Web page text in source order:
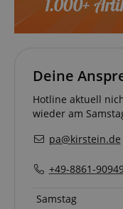
Deine
Hotline aktuell
wieder am
pa@kirstein.de
+49-8861-
Samstag
Cookie
91347